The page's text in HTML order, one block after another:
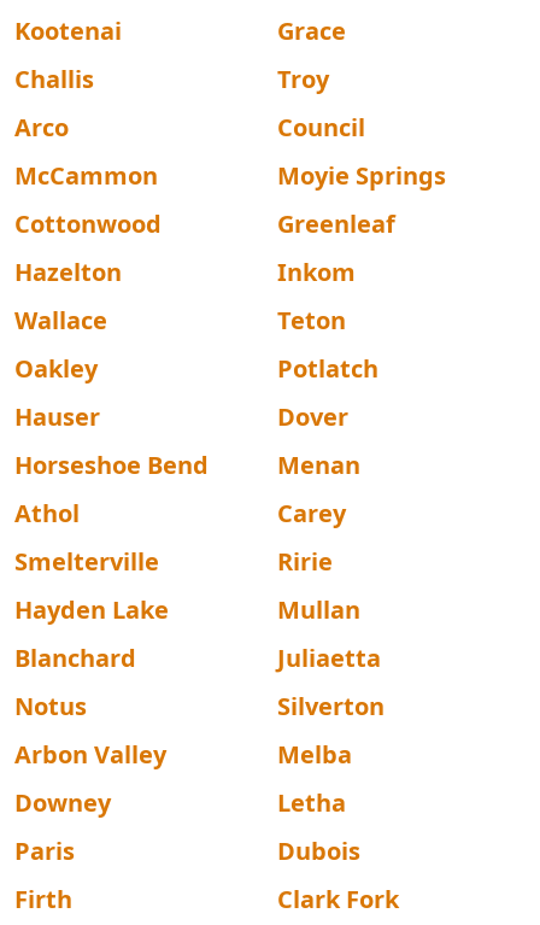
Kootenai
Grace
Challis
Troy
Arco
Council
McCammon
Moyie Springs
Cottonwood
Greenleaf
Hazelton
Inkom
Wallace
Teton
Oakley
Potlatch
Hauser
Dover
Horseshoe Bend
Menan
Athol
Carey
Smelterville
Ririe
Hayden Lake
Mullan
Blanchard
Juliaetta
Notus
Silverton
Arbon Valley
Melba
Downey
Letha
Paris
Dubois
Firth
Clark Fork